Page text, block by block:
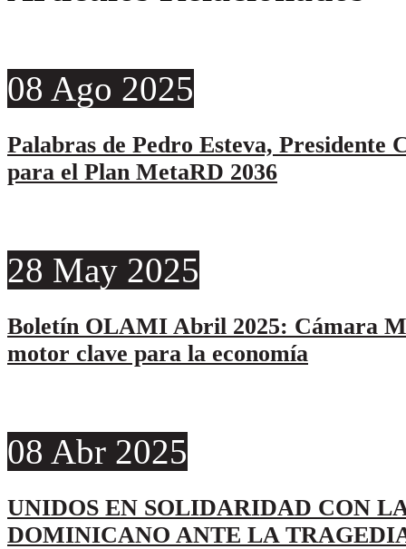
08 Ago 2025
Palabras de Pedro Esteva, Presidente
para el Plan MetaRD 2036
28 May 2025
Boletín OLAMI Abril 2025: Cámara
motor clave para la economía
08 Abr 2025
UNIDOS EN SOLIDARIDAD CON
DOMINICANO ANTE LA